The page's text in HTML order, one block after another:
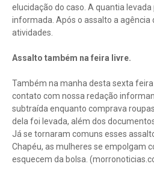
elucidação do caso. A quantia
informada. Após o assalto a agência
atividades.
Assalto também na feira livre.
Também na manha desta sexta
contato com nossa redação
subtraída enquanto comprava
dela foi levada, além dos
Já se tornaram comuns esses
Chapéu, as mulheres se empolgam
esquecem da bolsa.